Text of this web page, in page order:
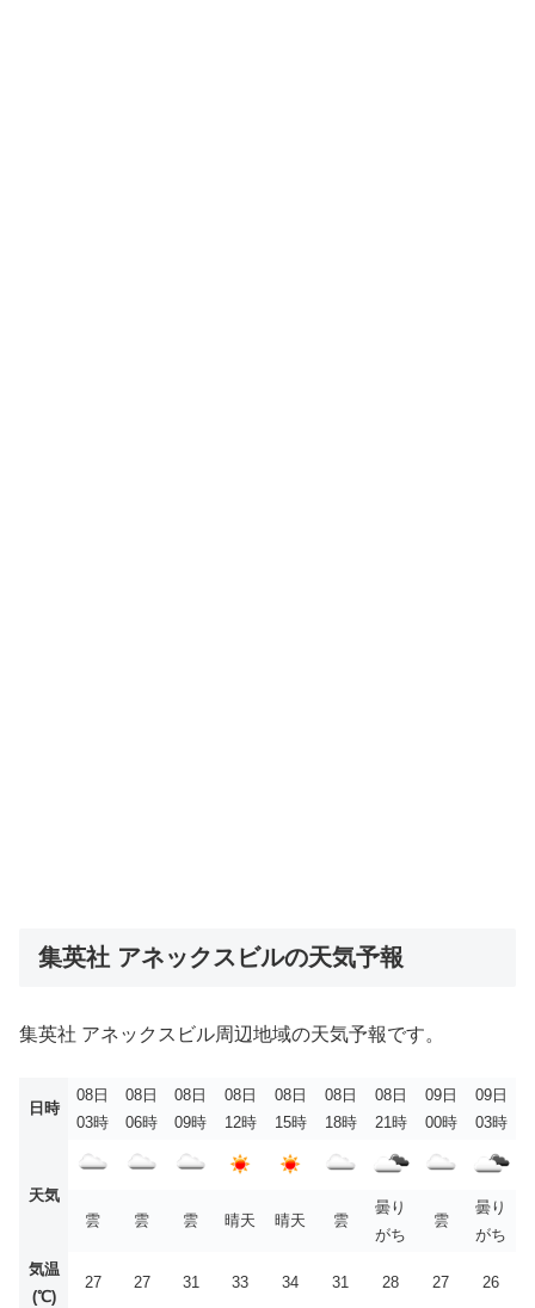
集英社 アネックスビルの天気予報
集英社 アネックスビル周辺地域の天気予報です。
日時
08日
03時
08日
06時
08日
09時
08日
12時
08日
15時
08日
18時
08日
21時
09日
00時
09日
03時
天気
雲
雲 雲 晴天 晴天 雲
曇り
がち
雲
曇り
がち
気温
(℃)
27 27 31 33 34 31 28 27 26